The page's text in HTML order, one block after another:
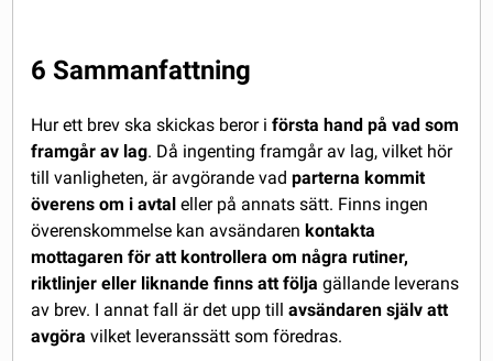
6 Sammanfattning
Hur ett brev ska skickas beror iförsta hand på vad som
framgår av lag. Då ingenting framgår av lag, vilket hör
till vanligheten, är avgörande vadparterna kommit
överens om i avtaleller på annats sätt. Finns ingen
överenskommelse kan avsändarenkontakta
mottagaren för att kontrollera om några rutiner,
riktlinjer eller liknande finns att följa gällande leverans
av brev. I annat fall är det upp tillavsändaren själv att
avgöra vilket leveranssätt som föredras.